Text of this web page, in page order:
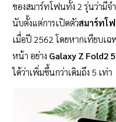
ของสมาร์ทโฟนทั้ง 2 รุ่นว่ามี
นับตั้งแต่การเปิดตัวสมาร์ทโ
เมื่อปี 2562 โดยหากเทียบเ
หน้า อย่าง Galaxy Z Fold2
ได้ว่าเพิ่มขึ้นกว่าเดิมถึง 5 เท่า